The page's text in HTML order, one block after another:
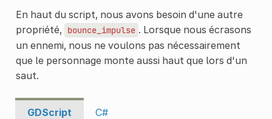
En haut du script, nous avons besoin d'une autre
propriété,
bounce_impulse . Lorsque nous écrasons
un ennemi, nous ne voulons pas nécessairement
que le personnage monte aussi haut que lors d'un
saut.
GDScript C#